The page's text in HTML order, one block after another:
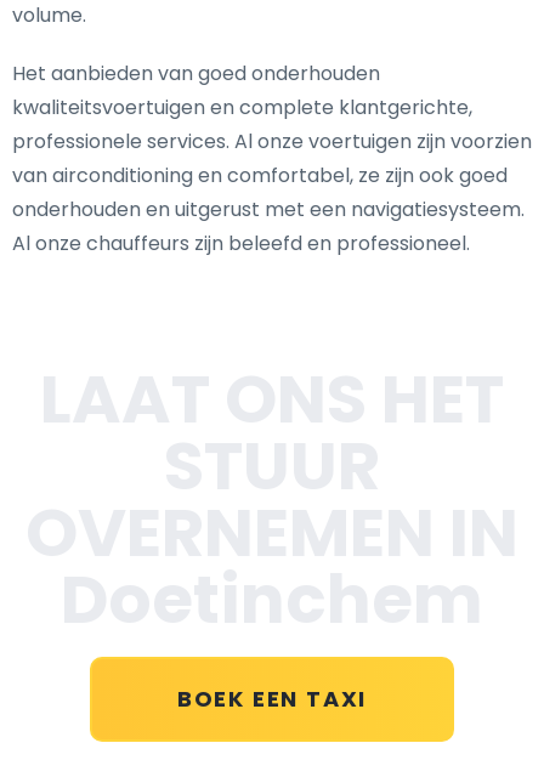
volume.
Het aanbieden van goed onderhouden
kwaliteitsvoertuigen en complete klantgerichte,
professionele services. Al onze voertuigen zijn voorzien
van airconditioning en comfortabel, ze zijn ook goed
onderhouden en uitgerust met een navigatiesysteem.
Al onze chauffeurs zijn beleefd en professioneel.
BOEK EEN TAXI